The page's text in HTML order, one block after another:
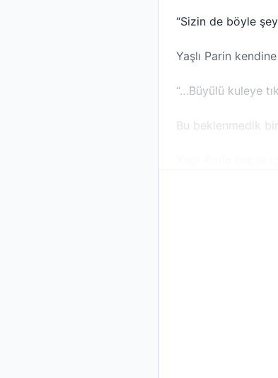
“Sizin de böyle
Yaşlı Parin
“…Büyülü kuleye
Bu beklenmedik